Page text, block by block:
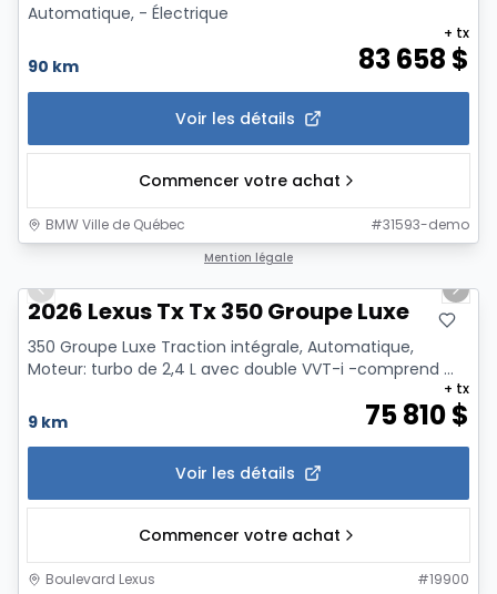
Automatique, - Électrique
90 km 83 658 $
+ tx
Voir les détails
Commencer votre achat
BMW Ville de Québec #31593-demo
Mention légale
Previous slide
Next
2026 Lexus Tx Tx 350 Groupe Luxe
350 Groupe Luxe Traction intégrale, Automatique,
Moteur: turbo de 2,4 L avec double VVT-i -comprend ...
9 km 75 810$
+ tx
Voir les détails
Commencer votre achat
Boulevard Lexus #19900